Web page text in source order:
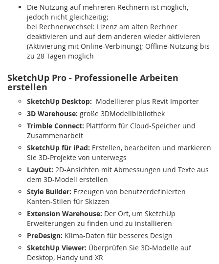
Die Nutzung auf mehreren Rechnern ist möglich,
jedoch nicht gleichzeitig;
bei Rechnerwechsel: Lizenz am alten Rechner
deaktivieren und auf dem anderen wieder aktivieren
(Aktivierung mit Online-Verbinung); Offline-Nutzung bis
zu 28 Tagen möglich
SketchUp Pro - Professionelle Arbeiten
erstellen
SketchUp Desktop: Modellierer plus Revit Importer
3D Warehouse: große 3DModellbibliothek
Trimble Connect: Plattform für Cloud-Speicher und
Zusammenarbeit
SketchUp für iPad: Erstellen, bearbeiten und markieren
Sie 3D-Projekte von unterwegs
LayOut: 2D-Ansichten mit Abmessungen und Texte aus
dem 3D-Modell erstellen
Style Builder: Erzeugen von benutzerdefinierten
Kanten-Stilen für Skizzen
Extension Warehouse: Der Ort, um SketchUp
Erweiterungen zu finden und zu installieren
PreDesign: Klima-Daten für besseres Design
SketchUp Viewer: Überprüfen Sie 3D-Modelle auf
Desktop, Handy und XR